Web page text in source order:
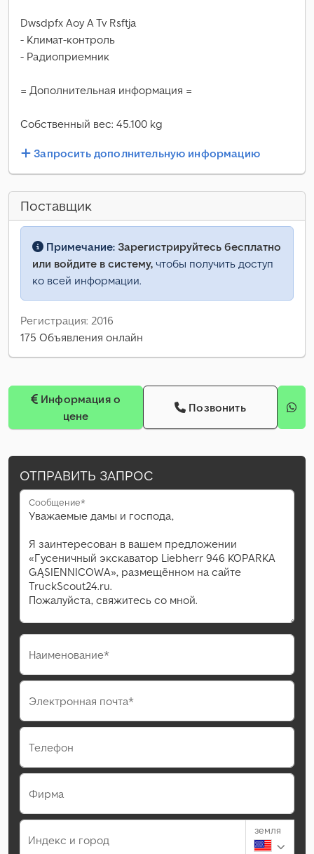
Dwsdpfx Aoy A Tv Rsftja
- Климат-контроль
- Радиоприемник
= Дополнительная информация =
Собственный вес: 45.100 kg
Запросить дополнительную информацию
Поставщик
Примечание: Зарегистрируйтесь бесплатно
или войдите в систему, чтобы получить доступ
ко всей информации.
Регистрация: 2016
175 Объявления онлайн
цене
Позвонить
ОТПРАВИТЬ ЗАПРОС
Сообщение*
Наименование*
Электронная почта*
Телефон
Фирма
Индекс и город
земля